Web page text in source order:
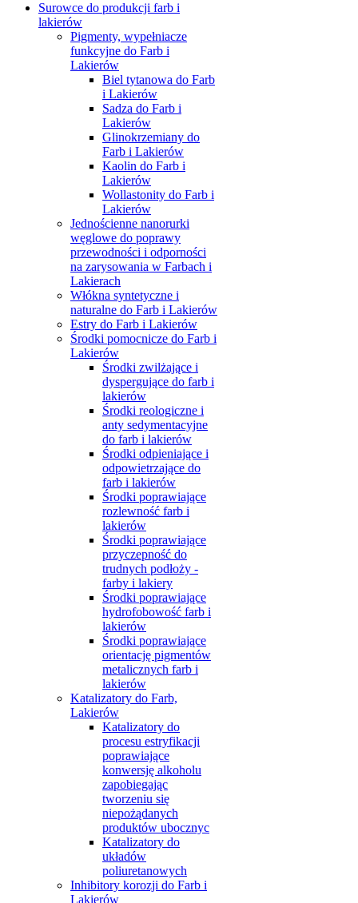
Surowce do produkcji farb i
lakierów
Pigmenty, wypełniacze
funkcyjne do Farb i
Lakierów
Biel tytanowa do Farb
i Lakierów
Sadza do Farb i
Lakierów
Glinokrzemiany do
Farb i Lakierów
Kaolin do Farb i
Lakierów
Wollastonity do Farb i
Lakierów
Jednościenne nanorurki
węglowe do poprawy
przewodności i odporności
na zarysowania w Farbach i
Lakierach
Włókna syntetyczne i
naturalne do Farb i Lakierów
Estry do Farb i Lakierów
Środki pomocnicze do Farb i
Lakierów
Środki zwilżające i
dyspergujące do farb i
lakierów
Środki reologiczne i
anty sedymentacyjne
do farb i lakierów
Środki odpieniające i
odpowietrzające do
farb i lakierów
Środki poprawiające
rozlewność farb i
lakierów
Środki poprawiające
przyczepność do
trudnych podłoży -
farby i lakiery
Środki poprawiające
hydrofobowość farb i
lakierów
Środki poprawiające
orientację pigmentów
metalicznych farb i
lakierów
Katalizatory do Farb,
Lakierów
Katalizatory do
procesu estryfikacji
poprawiające
konwersję alkoholu
zapobiegając
tworzeniu się
niepożądanych
produktów ubocznyc
Katalizatory do
układów
poliuretanowych
Inhibitory korozji do Farb i
Lakierów